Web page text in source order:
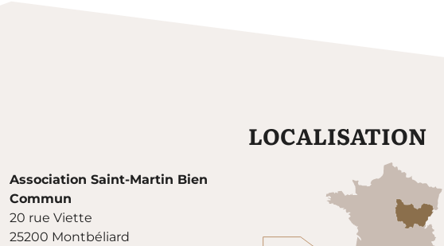
Association Saint-Martin Bien
Commun
20 rue Viette
25200 Montbéliard
LOCALISATION